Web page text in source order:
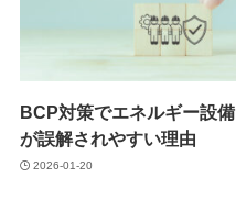
BCP対策でエネルギー設備
が誤解されやすい理由
2026-01-20